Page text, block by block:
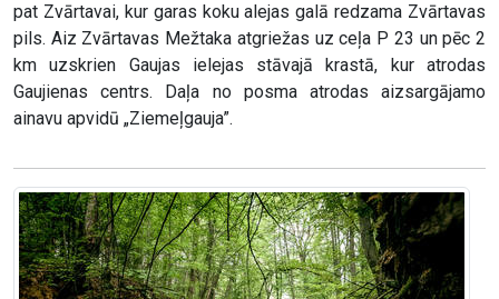
pat Zvārtavai, kur garas koku alejas galā redzama Zvārtavas
pils. Aiz Zvārtavas Mežtaka atgriežas uz ceļa P 23 un pēc 2
km uzskrien Gaujas ielejas stāvajā krastā, kur atrodas
Gaujienas centrs. Daļa no posma atrodas aizsargājamo
ainavu apvidū „Ziemeļgauja”.